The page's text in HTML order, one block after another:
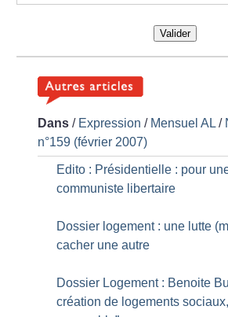
Valider
Dans / Expression / Mensuel AL /
n°159 (février 2007)
Edito : Présidentielle : pour
communiste libertaire
Dossier logement : une lutte
cacher une autre
Dossier Logement : Benoite
création de logements